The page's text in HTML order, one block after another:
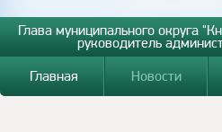
Глава муниципального округа
руководитель
Главная
Новости